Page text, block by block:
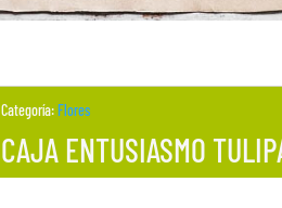
Categoría:Flores
CAJA ENTUSIASMO